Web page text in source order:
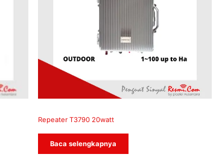
Repeater T3790 20watt
Baca selengkapnya